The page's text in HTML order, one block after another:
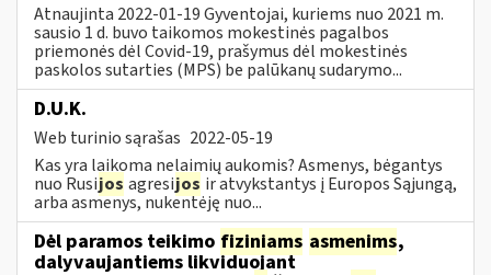
Atnaujinta 2022-01-19 Gyventojai, kuriems nuo 2021 m.
sausio 1 d. buvo taikomos mokestinės pagalbos
priemonės dėl Covid-19, prašymus dėl mokestinės
paskolos sutarties (MPS) be palūkanų sudarymo...
D.U.K.
Web turinio sąrašas 2022-05-19
Kas yra laikoma nelaimių aukomis? Asmenys, bėgantys
nuo Rusijos agresijos ir atvykstantys į Europos Sąjungą,
arba asmenys, nukentėję nuo...
Dėl paramos teikimo fiziniams asmenims,
dalyvaujantiems likviduojant